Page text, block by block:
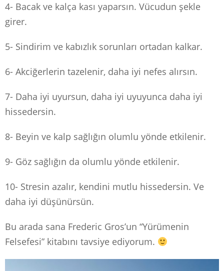
4- Bacak ve kalça kası yaparsın. Vücudun şekle
girer.
5- Sindirim ve kabızlık sorunları ortadan kalkar.
6- Akciğerlerin tazelenir, daha iyi nefes alırsın.
7- Daha iyi uyursun, daha iyi uyuyunca daha iyi
hissedersin.
8- Beyin ve kalp sağlığın olumlu yönde etkilenir.
9- Göz sağlığın da olumlu yönde etkilenir.
10- Stresin azalır, kendini mutlu hissedersin. Ve
daha iyi düşünürsün.
Bu arada sana Frederic Gros’un “Yürümenin
Felsefesi” kitabını tavsiye ediyorum.